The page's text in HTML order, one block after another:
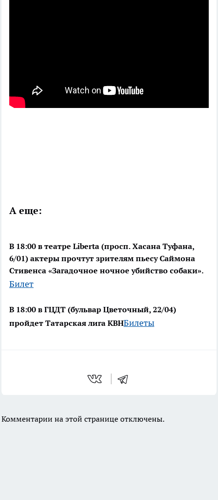
А еще:
В 18:00 в театре Liberta (просп. Хасана Туфана,
6/01) актеры прочтут зрителям пьесу Саймона
Стивенса «Загадочное ночное убийство собаки».
Билет
В 18:00 в ГЦДТ (бульвар Цветочный, 22/04)
пройдет Татарская лига КВНБилеты
Комментарии на этой странице отключены.